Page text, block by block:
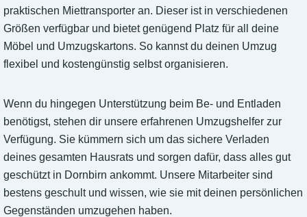
praktischen Miettransporter an. Dieser ist in verschiedenen
Größen verfügbar und bietet genügend Platz für all deine
Möbel und Umzugskartons. So kannst du deinen Umzug
flexibel und kostengünstig selbst organisieren.
Wenn du hingegen Unterstützung beim Be- und Entladen
benötigst, stehen dir unsere erfahrenen Umzugshelfer zur
Verfügung. Sie kümmern sich um das sichere Verladen
deines gesamten Hausrats und sorgen dafür, dass alles gut
geschützt in Dornbirn ankommt. Unsere Mitarbeiter sind
bestens geschult und wissen, wie sie mit deinen persönlichen
Gegenständen umzugehen haben.